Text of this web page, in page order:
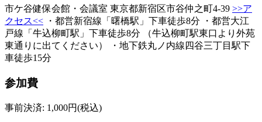
市ケ谷健保会館・会議室 東京都新宿区市谷仲之町4-39 >>ア
クセス<< ・都営新宿線「曙橋駅」下車徒歩8分 ・都営大江
戸線「牛込柳町駅」下車徒歩8分 （牛込柳町駅東口より外苑
東通りに出てください） ・地下鉄丸ノ内線四谷三丁目駅下
車徒歩15分
参加費
事前決済: 1,000円(税込)